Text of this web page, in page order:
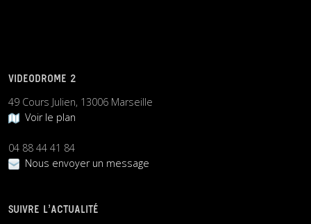
VIDEODROME 2
49 Cours Julien, 13006 Marseille
Voir le plan
04 88 44 41 84
Nous envoyer un message
SUIVRE L’ACTUALITÉ